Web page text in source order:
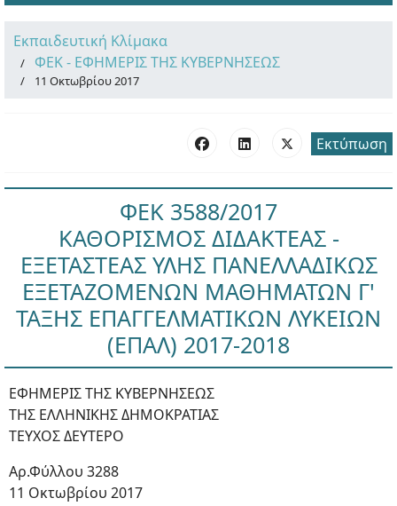
Εκπαιδευτική Κλίμακα
ΦΕΚ - ΕΦΗΜΕΡΙΣ ΤΗΣ ΚΥΒΕΡΝΗΣΕΩΣ
11 Οκτωβρίου 2017
Εκτύπωση
ΦΕΚ 3588/2017
ΚΑΘΟΡΙΣΜΟΣ ΔΙΔΑΚΤΕΑΣ -
ΕΞΕΤΑΣΤΕΑΣ ΥΛΗΣ ΠΑΝΕΛΛΑΔΙΚΩΣ
ΕΞΕΤΑΖΟΜΕΝΩΝ ΜΑΘΗΜΑΤΩΝ Γ'
ΤΑΞΗΣ ΕΠΑΓΓΕΛΜΑΤΙΚΩΝ ΛΥΚΕΙΩΝ
(ΕΠΑΛ) 2017-2018
ΕΦΗΜΕΡΙΣ ΤΗΣ ΚΥΒΕΡΝΗΣΕΩΣ
ΤΗΣ ΕΛΛΗΝΙΚΗΣ ΔΗΜΟΚΡΑΤΙΑΣ
ΤΕΥΧΟΣ ΔΕΥΤΕΡΟ
Αρ.Φύλλου 3288
11 Οκτωβρίου 2017